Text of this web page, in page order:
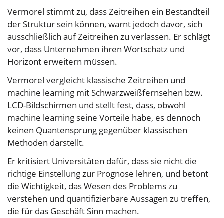
Vermorel stimmt zu, dass Zeitreihen ein Bestandteil
der Struktur sein können, warnt jedoch davor, sich
ausschließlich auf Zeitreihen zu verlassen. Er schlägt
vor, dass Unternehmen ihren Wortschatz und
Horizont erweitern müssen.
Vermorel vergleicht klassische Zeitreihen und
machine learning mit Schwarzweißfernsehen bzw.
LCD-Bildschirmen und stellt fest, dass, obwohl
machine learning seine Vorteile habe, es dennoch
keinen Quantensprung gegenüber klassischen
Methoden darstellt.
Er kritisiert Universitäten dafür, dass sie nicht die
richtige Einstellung zur Prognose lehren, und betont
die Wichtigkeit, das Wesen des Problems zu
verstehen und quantifizierbare Aussagen zu treffen,
die für das Geschäft Sinn machen.